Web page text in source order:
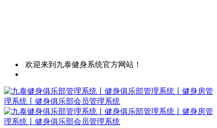
欢迎来到九泰健身系统官方网站！